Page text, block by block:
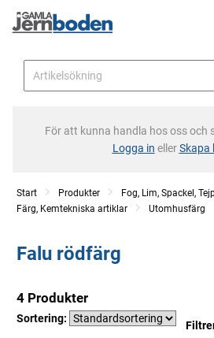
För att kunna handla hos oss och
Logga in ellerSkapa
Start Produkter
Fog, Lim, Spackel,
Färg, Kemtekniska artiklar
Utomhusfärg
Falu rödfärg
4 Produkter
Sortering: